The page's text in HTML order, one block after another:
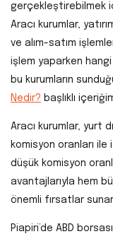
gerçekleştirebilmek
Aracı kurumlar,
ve alım-satım
işlem yaparken
bu kurumların
Nedir? başlıklı
Aracı kurumlar, yurt
komisyon oranları ile
düşük komisyon
avantajlarıyla hem
önemli fırsatlar sunar.
Piapiri’de ABD